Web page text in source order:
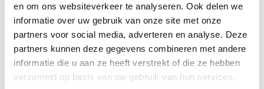
en om ons websiteverkeer te analyseren. Ook delen we
informatie over uw gebruik van onze site met onze
partners voor social media, adverteren en analyse. Deze
partners kunnen deze gegevens combineren met andere
informatie die u aan ze heeft verstrekt of die ze hebben
verzameld op basis van uw gebruik van hun services.
Anti-Robot Verification
Click to start verification
FriendlyCaptcha ⇗